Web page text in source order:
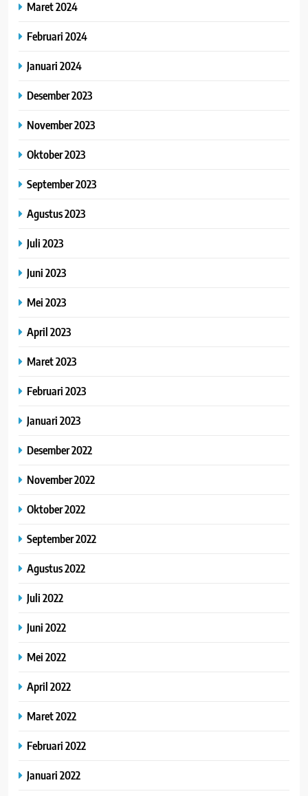
Maret 2024
Februari 2024
Januari 2024
Desember 2023
November 2023
Oktober 2023
September 2023
Agustus 2023
Juli 2023
Juni 2023
Mei 2023
April 2023
Maret 2023
Februari 2023
Januari 2023
Desember 2022
November 2022
Oktober 2022
September 2022
Agustus 2022
Juli 2022
Juni 2022
Mei 2022
April 2022
Maret 2022
Februari 2022
Januari 2022